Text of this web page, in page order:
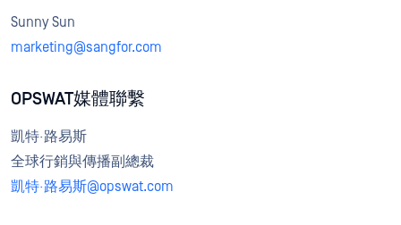
Sunny Sun
marketing@sangfor.com
OPSWAT媒體聯繫
凱特·路易斯
全球行銷與傳播副總裁
凱特·路易斯@opswat.com